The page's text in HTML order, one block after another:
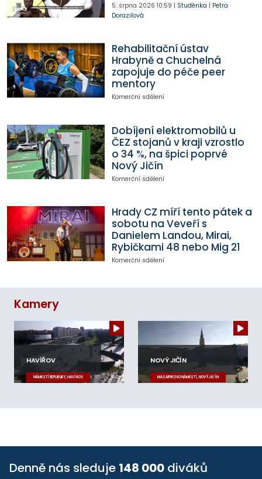
5. srpna 2026 10:59 | Studénka | Petra
Dorazilová
Rehabilitační ústav
Hrabyně a Chuchelná
zapojuje do péče peer
mentory
Komerční sdělení
Dobíjení elektromobilů u
ČEZ stojanů v kraji vzrostlo
o 34 %, na špici poprvé
Nový Jičín
Komerční sdělení
Hrady CZ míří tento pátek a
sobotu na Veveří s
Danielem Landou, Mirai,
Rybičkami 48 nebo Mig 21
Komerční sdělení
Kamery
HAVÍŘOV
NÁMĚSTÍ REPUBLIKY, HAVÍŘOV
NOVÝ JIČÍN
MASARYKOVO NÁMĚSTÍ, NOVÝ JIČÍN
Denně nás sleduje 148 000 diváků